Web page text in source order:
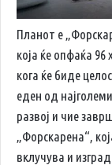
Планот е
која ќе опфаќа 96
кога ќе биде
еден од
развој и чие
„Форскарена“,
вклучува и